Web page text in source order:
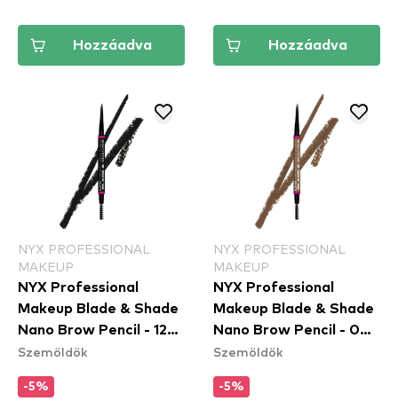
Hozzáadva Hozzáadva
NYX PROFESSIONAL
MAKEUP
NYX Professional
Makeup Blade & Shade
Nano Brow Pencil - 12
Black
Szemöldök
-5%
NYX PROFESSIONAL
MAKEUP
NYX Professional
Makeup Blade & Shade
Nano Brow Pencil - 04
Taupe
Szemöldök
-5%